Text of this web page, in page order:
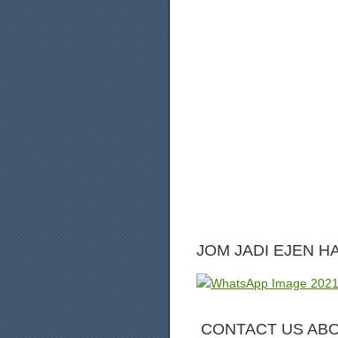
JOM JADI EJEN
CONTACT US